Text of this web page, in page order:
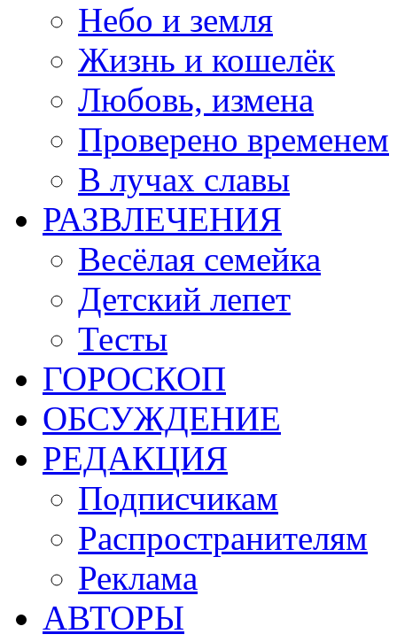
Небо и земля
Жизнь и кошелёк
Любовь, измена
Проверено временем
В лучах славы
РАЗВЛЕЧЕНИЯ
Весёлая семейка
Детский лепет
Тесты
ГОРОСКОП
ОБСУЖДЕНИЕ
РЕДАКЦИЯ
Подписчикам
Распространителям
Реклама
АВТОРЫ